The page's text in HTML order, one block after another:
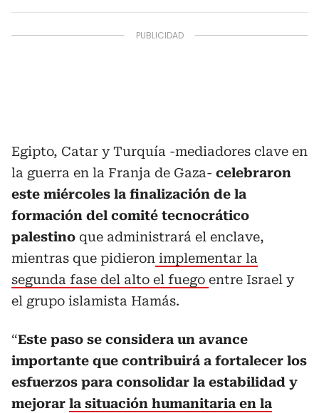
Egipto, Catar y Turquía -mediadores clave en
la guerra en la Franja de Gaza- celebraron
este miércoles la finalización de la
formación del comité tecnocrático
palestino que administrará el enclave,
mientras que pidieron implementar la
segunda fase del alto el fuego entre Israel y
el grupo islamista Hamás.
“Este paso se considera un avance
importante que contribuirá a fortalecer los
esfuerzos para consolidar la estabilidad y
mejorar la situación humanitaria en la